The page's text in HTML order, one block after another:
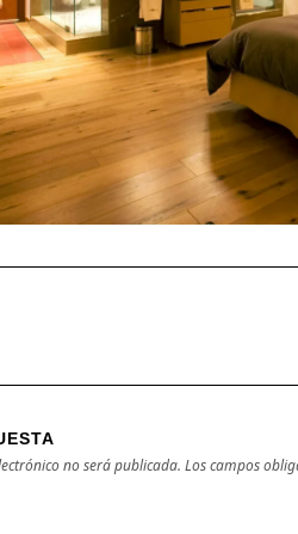
no será publicada. Los campos